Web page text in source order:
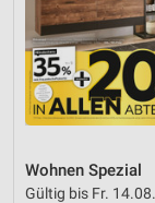
Wohnen Spezial
Gültig bis Fr. 14.08.